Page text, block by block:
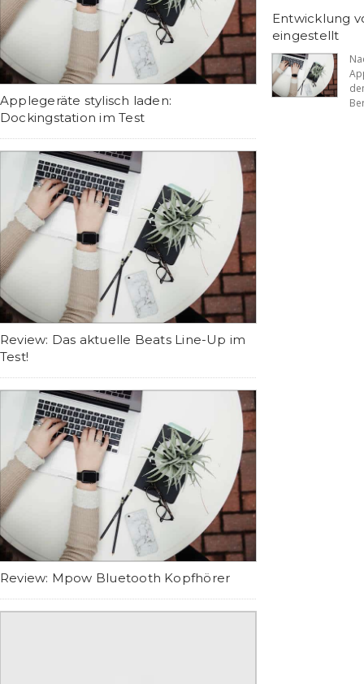
Applegeräte stylisch laden:
Dockingstation im Test
Review: Das aktuelle Beats Line-Up im
Test!
Review: Mpow Bluetooth Kopfhörer
Entwicklung
eingestellt